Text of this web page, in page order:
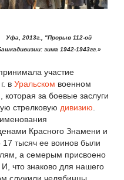
Уфа, 2013г., "Прорыв 112-ой
зима 1942-1943гг.»
участие
в Уральском военном
, которая за боевые заслуги
стрелковую дивизию
Красного Знамени и
17 тысяч ее воинов были
а семерым присвоено
что знаково для нашего
служили челябинцы.